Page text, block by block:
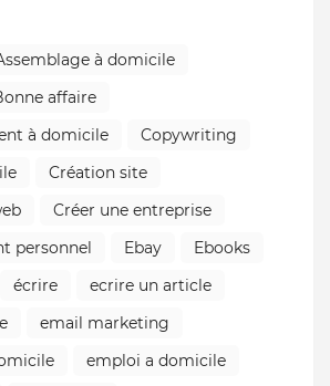
à domicile
affaire
à domicile
Copywriting
Création site
Créer une entreprise
personnel
Ebay
Ebooks
écrire
ecrire un article
email marketing
emploi a domicile